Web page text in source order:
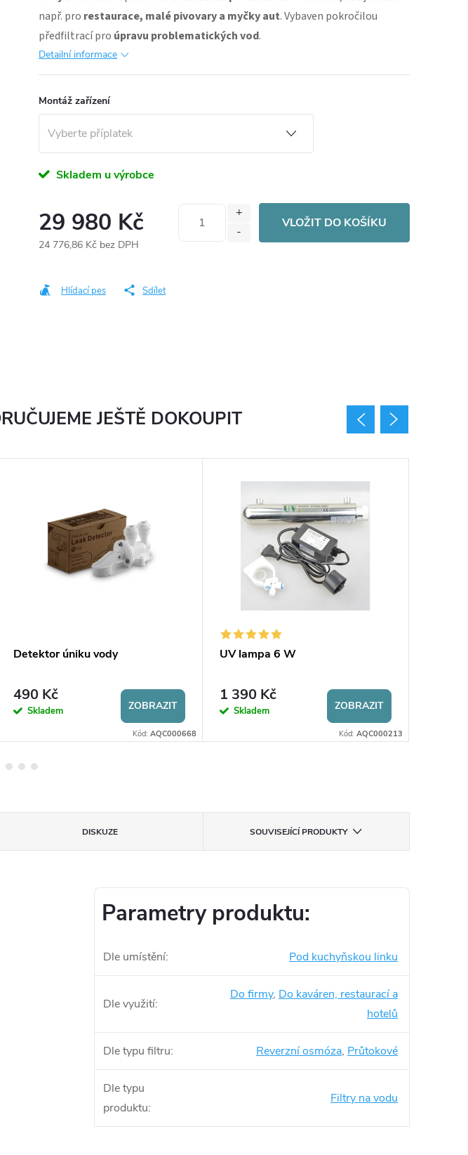
např. pro restaurace, malé pivovary a myčky aut. Vybaven pokročilou
předfiltrací pro úpravu problematických vod.
Detailní informace
Montáž zařízení
Skladem u výrobce
29 980 Kč
24 776,86 Kč bez DPH
VLOŽIT DO KOŠÍKU
Hlídací pes Sdílet
DISKUZE SOUVISEJÍCÍ PRODUKTY
Parametry produktu:
Dle umístění: Pod kuchyňskou linku
Dle využití:
Do firmy, Do kaváren, restaurací a
hotelů
Dle typu filtru: Reverzní osmóza, Průtokové
Dle typu
produktu:
Filtry na vodu
JEŠTĚ DOKOUPIT
Detektor úniku vody
490 Kč
Skladem ZOBRAZIT
Kód: AQC000668
UV lampa 6 W
1 390 Kč
Skladem ZOBRAZIT
Kód: AQC000213